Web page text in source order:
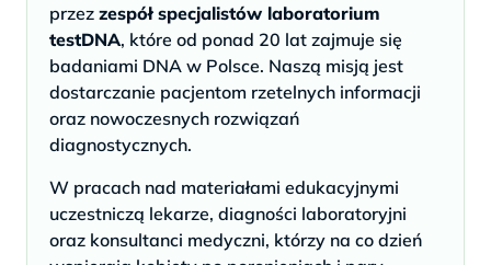
przez zespół specjalistów laboratorium
testDNA, które od ponad 20 lat zajmuje się
badaniami DNA w Polsce. Naszą misją jest
dostarczanie pacjentom rzetelnych informacji
oraz nowoczesnych rozwiązań
diagnostycznych.
W pracach nad materiałami edukacyjnymi
uczestniczą lekarze, diagności laboratoryjni
oraz konsultanci medyczni, którzy na co dzień